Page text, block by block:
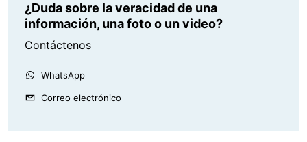
¿Duda sobre la veracidad de una
información, una foto o un video?
Contáctenos
WhatsApp
Correo electrónico